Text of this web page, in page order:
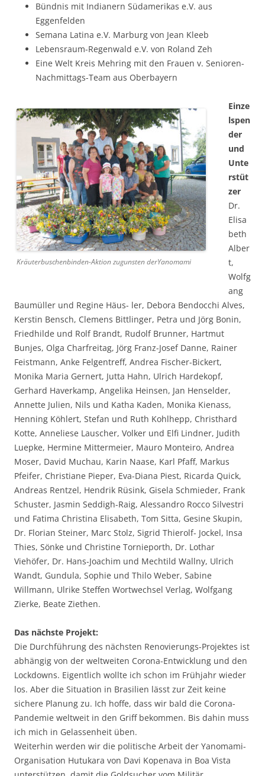
Bündnis mit Indianern Südamerikas e.V. aus
Eggenfelden
Semana Latina e.V. Marburg von Jean Kleeb
Lebensraum-Regenwald e.V. von Roland Zeh
Eine Welt Kreis Mehring mit den Frauen v. Senioren-
Nachmittags-Team aus Oberbayern
Kräuterbuschenbinden-Aktion zugunsten derYanomami
Einze
lspen
der
und
Unte
rstüt
zer
Dr.
Elisa
beth
Alber
t,
Wolfg
ang
Baumüller und Regine Häus- ler, Debora Bendocchi Alves,
Kerstin Bensch, Clemens Bittlinger, Petra und Jörg Bonin,
Friedhilde und Rolf Brandt, Rudolf Brunner, Hartmut
Bunjes, Olga Charfreitag, Jörg Franz-Josef Danne, Rainer
Feistmann, Anke Felgentreff, Andrea Fischer-Bickert,
Monika Maria Gernert, Jutta Hahn, Ulrich Hardekopf,
Gerhard Haverkamp, Angelika Heinsen, Jan Henselder,
Annette Julien, Nils und Katha Kaden, Monika Kienass,
Henning Köhlert, Stefan und Ruth Kohlhepp, Christhard
Kotte, Anneliese Lauscher, Volker und Elfi Lindner, Judith
Luepke, Hermine Mittermeier, Mauro Monteiro, Andrea
Moser, David Muchau, Karin Naase, Karl Pfaff, Markus
Pfeifer, Christiane Pieper, Eva-Diana Piest, Ricarda Quick,
Andreas Rentzel, Hendrik Rüsink, Gisela Schmieder, Frank
Schuster, Jasmin Seddigh-Raig, Alessandro Rocco Silvestri
und Fatima Christina Elisabeth, Tom Sitta, Gesine Skupin,
Dr. Florian Steiner, Marc Stolz, Sigrid Thierolf- Jockel, Insa
Thies, Sönke und Christine Tornieporth, Dr. Lothar
Viehöfer, Dr. Hans-Joachim und Mechtild Wallny, Ulrich
Wandt, Gundula, Sophie und Thilo Weber, Sabine
Willmann, Ulrike Steffen Wortwechsel Verlag, Wolfgang
Zierke, Beate Ziethen.
Das nächste Projekt:
Die Durchführung des nächsten Renovierungs-Projektes ist
abhängig von der weltweiten Corona-Entwicklung und den
Lockdowns. Eigentlich wollte ich schon im Frühjahr wieder
los. Aber die Situation in Brasilien lässt zur Zeit keine
sichere Planung zu. Ich hoffe, dass wir bald die Corona-
Pandemie weltweit in den Griff bekommen. Bis dahin muss
ich mich in Gelassenheit üben.
Weiterhin werden wir die politische Arbeit der Yanomami-
Organisation Hutukara von Davi Kopenava in Boa Vista